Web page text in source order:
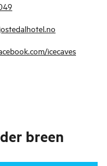
icecaves
breen